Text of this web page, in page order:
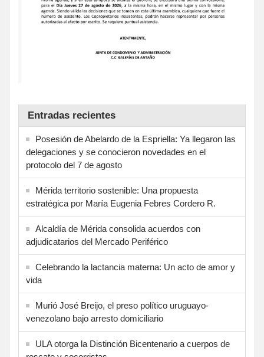
Entradas recientes
Posesión de Abelardo de la Espriella: Ya llegaron las
delegaciones y se conocieron novedades en el
protocolo del 7 de agosto
Mérida territorio sostenible: Una propuesta
estratégica por María Eugenia Febres Cordero R.
Alcaldía de Mérida consolida acuerdos con
adjudicatarios del Mercado Periférico
Celebrando la lactancia materna: Un acto de amor y
vida
Murió José Breijo, el preso político uruguayo-
venezolano bajo arresto domiciliario
ULA otorga la Distinción Bicentenario a cuerpos de